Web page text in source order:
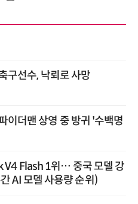
구선수, 낙뢰로 사망
이더맨 상영 중 방귀 '수백명
V4 Flash 1위… 중국 모델 강
AI 모델 사용량 순위)